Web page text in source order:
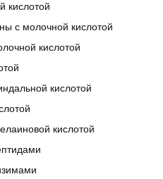
кислотой
с молочной кислотой
кислотой
кислотой
кислотой